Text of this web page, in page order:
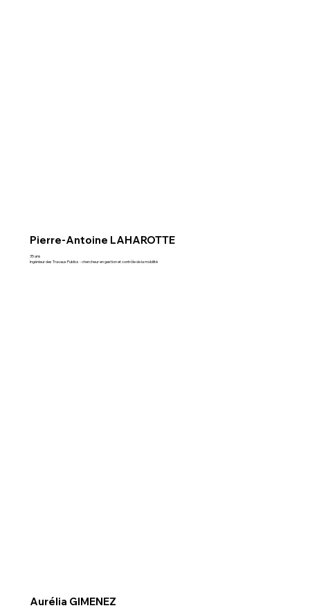
Pierre-Antoine LAHAROTTE
35 ans
Ingénieur des Travaux Publics - chercheur en gestion et contrôle de la mobilité
Aurélia GIMENEZ